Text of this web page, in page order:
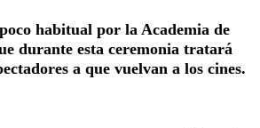
habitual por la Academia de
durante esta ceremonia tratará
a que vuelvan a los cines.